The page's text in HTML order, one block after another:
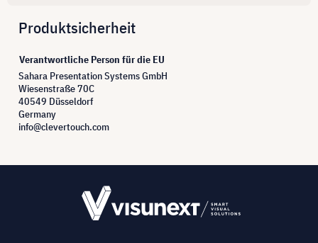
Produktsicherheit
Verantwortliche Person für die EU
Sahara Presentation Systems GmbH
Wiesenstraße 70C
40549 Düsseldorf
Germany
info@clevertouch.com